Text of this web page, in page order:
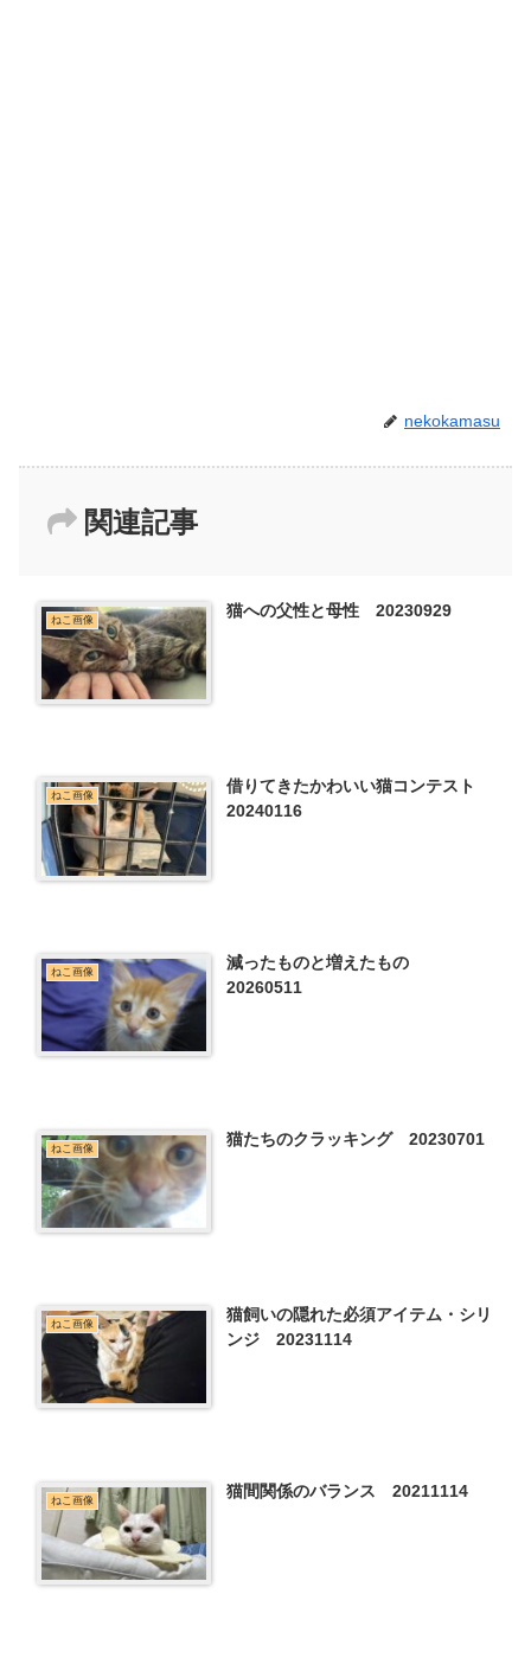
nekokamasu
関連記事
ねこ画像 猫への父性と母性 20230929
ねこ画像
借りてきたかわいい猫コンテスト
20240116
ねこ画像
減ったものと増えたもの
20260511
ねこ画像 猫たちのクラッキング 20230701
ねこ画像
猫飼いの隠れた必須アイテム・シリ
ンジ 20231114
ねこ画像 猫間関係のバランス 20211114